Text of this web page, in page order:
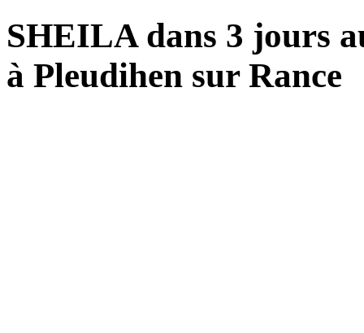
SHEILA dans 3 jours
à Pleudihen sur Rance